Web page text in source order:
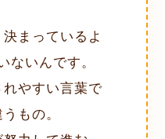
まっているよ
ないんです。
れやすい言葉で
もの。